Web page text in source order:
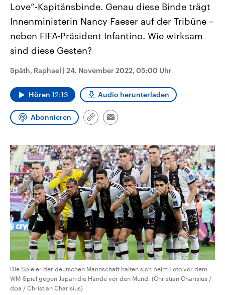
Landtagswahl Sachsen-Anhalt
Alle Informationen
September 2026 einen neuen
Bundesland von einer Koalition aus
CDU, SPD und FDP regiert.-
Wahlprogramme, aktuelle Berichte
und Hintergründe zu den Parteien
und Kandidaten der anstehenden
Wahl.
USA
Hintergründe
mit großem Einfluss auf
aktuelle Weltgeschehen.
Sendungen Programm Podcasts
Audio-Archiv
Love“-Kapitänsbinde. Genau diese Binde trägt
Innenministerin Nancy Faeser auf der Tribüne –
neben FIFA-Präsident Infantino. Wie wirksam
sind diese Gesten?
Späth, Raphael | 24. November 2022, 05:00 Uhr
Hören 12:13 Audio herunterladen
Abonnieren
Link
Email
Die Spieler der deutschen Mannschaft halten sich beim Foto vor dem
WM-Spiel gegen Japan die Hände vor den Mund. (Christian Charisius /
dpa / Christian Charisius)